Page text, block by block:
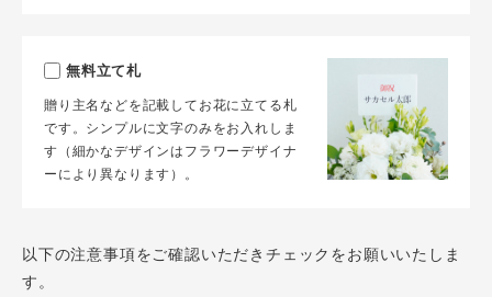
無料立て札
贈り主名などを記載してお花に立てる札
です。シンプルに文字のみをお入れしま
す（細かなデザインはフラワーデザイナ
ーにより異なります）。
以下の注意事項をご確認いただきチェックをお願いいたしま
す。